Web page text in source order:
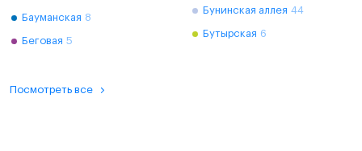
Бауманская 8
Беговая 5
Бунинская аллея 44
Бутырская 6
Посмотреть все